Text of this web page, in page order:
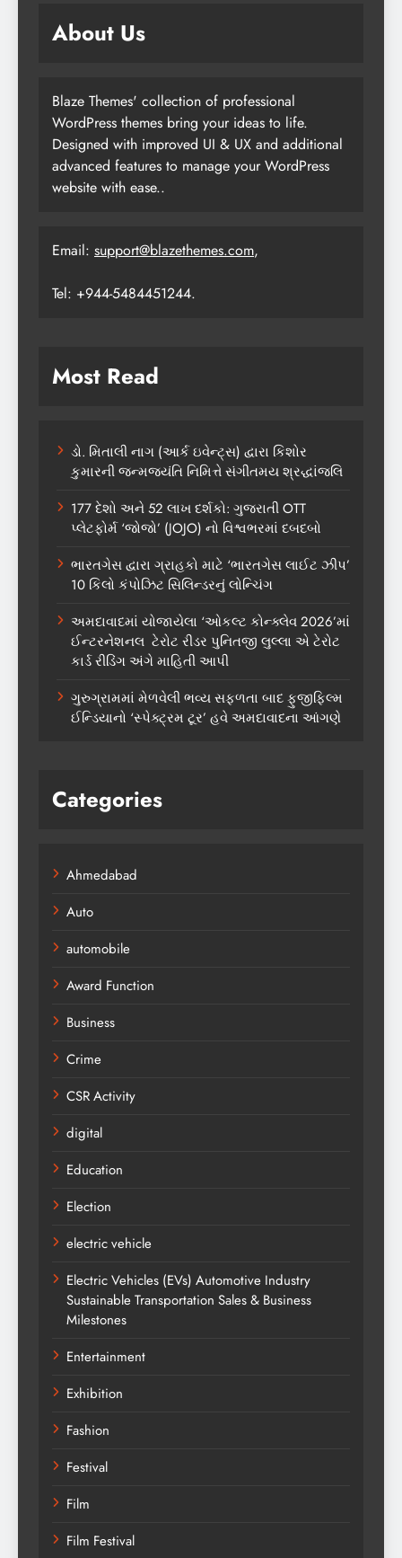
About Us
Blaze Themes' collection of professional
WordPress themes bring your ideas to life.
Designed with improved UI & UX and additional
advanced features to manage your WordPress
website with ease..
Email: support@blazethemes.com,
Tel: +944-5484451244.
Most Read
ડો. મિતાલી નાગ (આર્ક ઇવેન્ટ્સ) દ્વારા કિશોર
કુમારની જન્મજયંતિ નિમિત્તે સંગીતમય શ્રદ્ધાંજલિ
177 દેશો અને 52 લાખ દર્શકો: ગુજરાતી OTT
પ્લેટફોર્મ ‘જોજો’ (JOJO) નો વિશ્વભરમાં દબદબો
ભારતગેસ દ્વારા ગ્રાહકો માટે ‘ભારતગેસ લાઈટ ઝીપ’
10 કિલો કંપોઝિટ સિલિન્ડરનું લોન્ચિંગ
અમદાવાદમાં યોજાયેલા ‘ઓકલ્ટ કોન્ક્લેવ 2026’માં
ઈન્ટરનેશનલ ટેરોટ રીડર પુનિતજી લુલ્લા એ ટેરોટ
કાર્ડ રીડિંગ અંગે માહિતી આપી
ગુરુગ્રામમાં મેળવેલી ભવ્ય સફળતા બાદ ફુજીફિલ્મ
ઈન્ડિયાનો ‘સ્પેક્ટ્રમ ટૂર’ હવે અમદાવાદના આંગણે
Categories
Ahmedabad
Auto
automobile
Award Function
Business
Crime
CSR Activity
digital
Education
Election
electric vehicle
Electric Vehicles (EVs) Automotive Industry
Sustainable Transportation Sales & Business
Milestones
Entertainment
Exhibition
Fashion
Festival
Film
Film Festival